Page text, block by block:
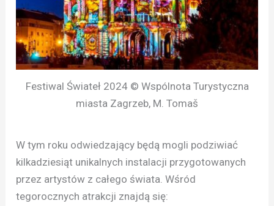
Festiwal Świateł 2024 © Wspólnota Turystyczna
miasta Zagrzeb, M. Tomaš
W tym roku odwiedzający będą mogli podziwiać
kilkadziesiąt unikalnych instalacji przygotowanych
przez artystów z całego świata. Wśród
tegorocznych atrakcji znajdą się: